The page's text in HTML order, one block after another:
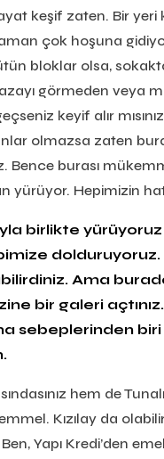
keşif zaten. Bir yeri
çok hoşuna
bloklar olsa,
görmeden veya
keyif alır
olmazsa zaten
Bence burası
yürüyor. Hepimizin
birlikte
dolduruyoruz.
Ama
bir galeri
sebeplerinden biri
hem de
Kızılay da
Yapı Kredi’den